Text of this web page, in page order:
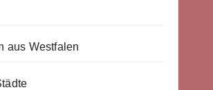
aus Westfalen